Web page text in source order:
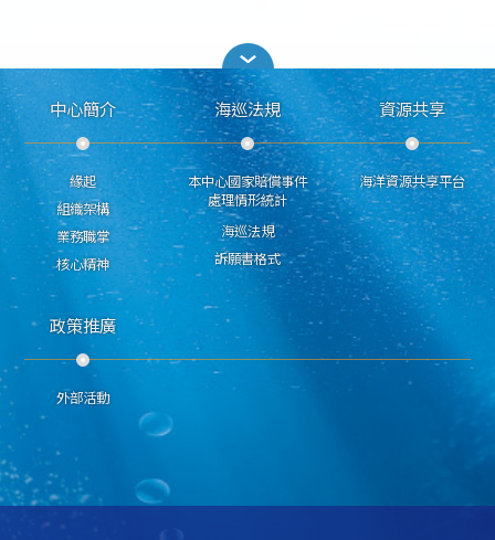
中心簡介
緣起
組織架構
業務職掌
核心精神
海巡法規
本中心國家賠償事件
處理情形統計
海巡法規
訴願書格式
資源共享
海洋資源共享平台
政策推廣
外部活動